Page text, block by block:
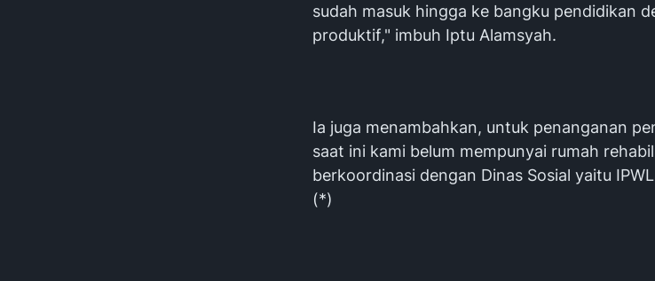
sudah masuk hingga ke bangku pendidikan
produktif," imbuh Iptu Alamsyah.
Ia juga menambahkan, untuk penanganan
saat ini kami belum mempunyai rumah
berkoordinasi dengan Dinas Sosial yaitu
(*)